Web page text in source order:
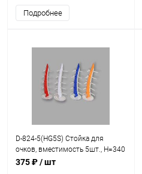
Подробнее
D-824-5(HG5S) Стойка для
очков, вместимость 5шт., H=340
мм
375 ₽/ шт